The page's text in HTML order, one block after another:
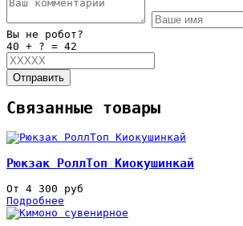
Вы не робот?
40 + ? = 42
Отправить
Связанные товары
Рюкзак РоллТоп Киокушинкай
От 4 300 руб
Подробнее